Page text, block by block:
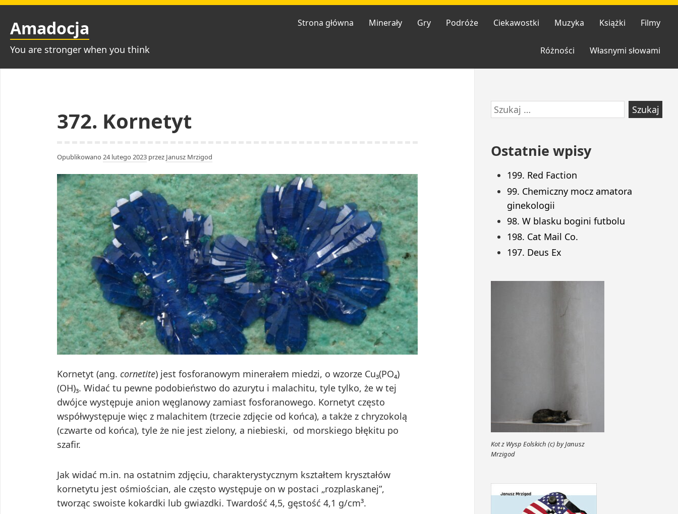
Przejdź
treści
Amadocja
You are stronger when you think
Strona główna Minerały Gry Podróże Ciekawostki Muzyka Książki Filmy
Różności Własnymi słowami
372. Kornetyt
Opublikowano 24 lutego 2023 przez Janusz Mrzigod
Kornetyt (ang. cornetite) jest fosforanowym minerałem miedzi, o wzorze Cu₃(PO₄)
(OH)₃. Widać tu pewne podobieństwo do azurytu i malachitu, tyle tylko, że w tej
dwójce występuje anion węglanowy zamiast fosforanowego. Kornetyt często
współwystępuje więc z malachitem (trzecie zdjęcie od końca), a także z chryzokolą
(czwarte od końca), tyle że nie jest zielony, a niebieski, od morskiego błękitu po
szafir.
Jak widać m.in. na ostatnim zdjęciu, charakterystycznym kształtem kryształów
kornetytu jest ośmiościan, ale często występuje on w postaci „rozplaskanej”,
tworząc swoiste kokardki lub gwiazdki. Twardość 4,5, gęstość 4,1 g/cm³.
Przejdź
do
Szukaj:
Ostatnie wpisy
199. Red Faction
99. Chemiczny mocz amatora
ginekologii
98. W blasku bogini futbolu
198. Cat Mail Co.
197. Deus Ex
Kot z Wysp Eolskich (c) by Janusz
Mrzigod